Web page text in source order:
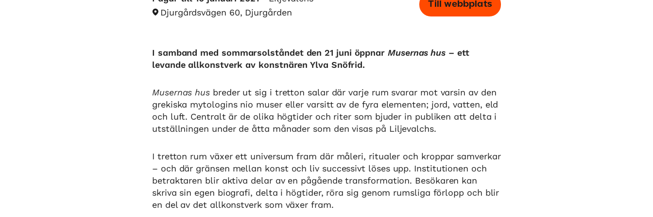
Djurgårdsvägen 60, Djurgården
Till webbplats
I samband med sommarsolståndet den 21 juni öppnar Musernas hus – ett
levande allkonstverk av konstnären Ylva Snöfrid.
Musernas hus breder ut sig i tretton salar där varje rum svarar mot varsin av den
grekiska mytologins nio muser eller varsitt av de fyra elementen; jord, vatten, eld
och luft. Centralt är de olika högtider och riter som bjuder in publiken att delta i
utställningen under de åtta månader som den visas på Liljevalchs.
I tretton rum växer ett universum fram där måleri, ritualer och kroppar samverkar
– och där gränsen mellan konst och liv successivt löses upp. Institutionen och
betraktaren blir aktiva delar av en pågående transformation. Besökaren kan
skriva sin egen biografi, delta i högtider, röra sig genom rumsliga förlopp och blir
en del av det allkonstverk som växer fram.